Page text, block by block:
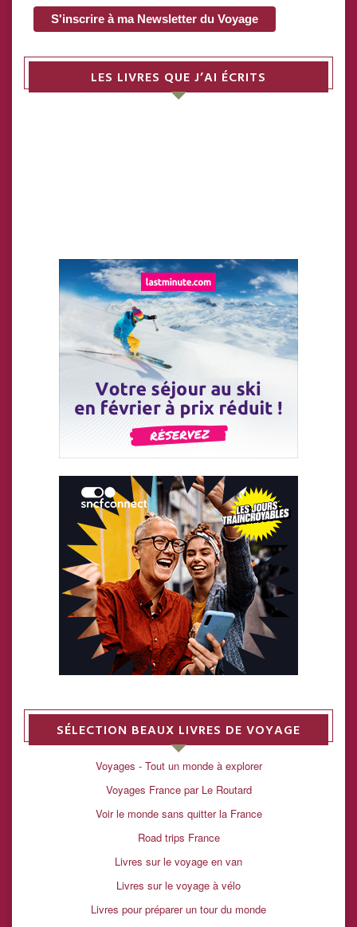
LES LIVRES QUE J’AI ÉCRITS
SÉLECTION BEAUX LIVRES DE VOYAGE
Voyages - Tout un monde à explorer
Voyages France par Le Routard
Voir le monde sans quitter la France
Road trips France
Livres sur le voyage en van
Livres sur le voyage à vélo
Livres pour préparer un tour du monde